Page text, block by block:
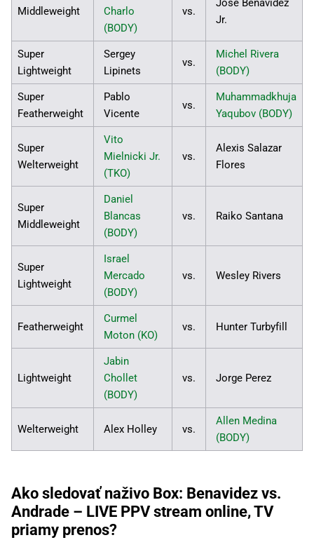
Middleweight
Charlo
(BODY)
vs.
Jose Benavidez
Jr.
Super
Lightweight
Sergey
Lipinets
vs.
Michel Rivera
(BODY)
Super
Featherweight
Pablo
Vicente
vs.
Muhammadkhuja
Yaqubov (BODY)
Super
Welterweight
Vito
Mielnicki Jr.
(TKO)
vs.
Alexis Salazar
Flores
Super
Middleweight
Daniel
Blancas
(BODY)
vs. Raiko Santana
Super
Lightweight
Israel
Mercado
(BODY)
vs. Wesley Rivers
Featherweight
Curmel
Moton (KO)
vs. Hunter Turbyfill
Lightweight
Jabin
Chollet
(BODY)
vs. Jorge Perez
Welterweight Alex Holley vs.
Allen Medina
(BODY)
Ako sledovať naživo Box: Benavidez vs.
Andrade – LIVE PPV stream online, TV
priamy prenos?